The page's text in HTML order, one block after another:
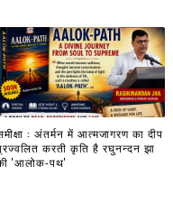
: अंतर्मन में आत्मजागरण का दीप
करती कृति है रघुनन्दन झा
'आलोक-पथ'